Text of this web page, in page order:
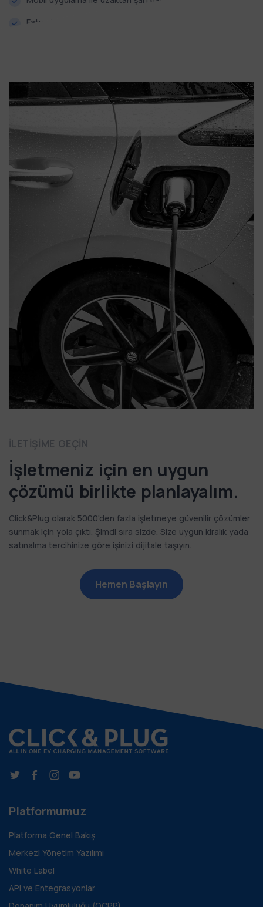
Faturalandırma ve sanal POS desteği ile hızlı ödeme
İLETIŞIME GEÇIN
İşletmeniz için en uygun
çözümü birlikte planlayalım.
Click&Plug olarak 5000'den fazla işletmeye güvenilir çözümler
sunmak için yola çıktı. Şimdi sıra sizde. Size uygun kiralık yada
satınalma tercihinize göre işinizi dijitale taşıyın.
Hemen Başlayın
Platformumuz
Platforma Genel Bakış
Merkezi Yönetim Yazılımı
White Label
API ve Entegrasyonlar